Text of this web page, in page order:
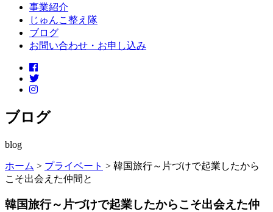
事業紹介
じゅんこ整え隊
ブログ
お問い合わせ・お申し込み
ブログ
blog
ホーム > プライベート > 韓国旅行～片づけで起業したから
こそ出会えた仲間と
韓国旅行～片づけで起業したからこそ出会えた仲